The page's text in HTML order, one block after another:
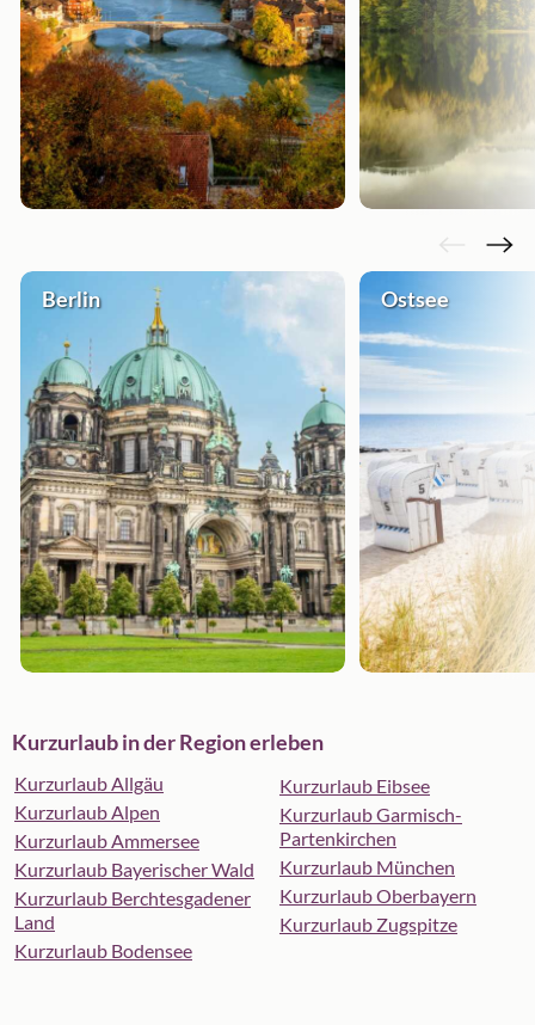
Berlin Ostsee
Kurzurlaub in der Region erleben
Kurzurlaub Allgäu
Kurzurlaub Alpen
Kurzurlaub Ammersee
Kurzurlaub Bayerischer Wald
Kurzurlaub Berchtesgadener
Land
Kurzurlaub Bodensee
Kurzurlaub Eibsee
Kurzurlaub Garmisch-
Partenkirchen
Kurzurlaub München
Kurzurlaub Oberbayern
Kurzurlaub Zugspitze